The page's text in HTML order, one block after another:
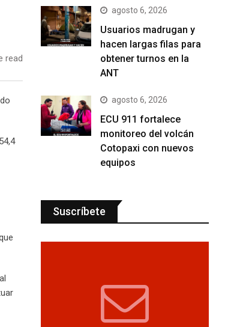
read
agosto 6, 2026
Usuarios madrugan y
hacen largas filas para
obtener turnos en la
ANT
agosto 6, 2026
ECU 911 fortalece
monitoreo del volcán
Cotopaxi con nuevos
equipos
Suscríbete